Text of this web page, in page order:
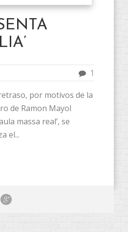
1
por motivos de la
de Ramon Mayol
massa real’, se
el...